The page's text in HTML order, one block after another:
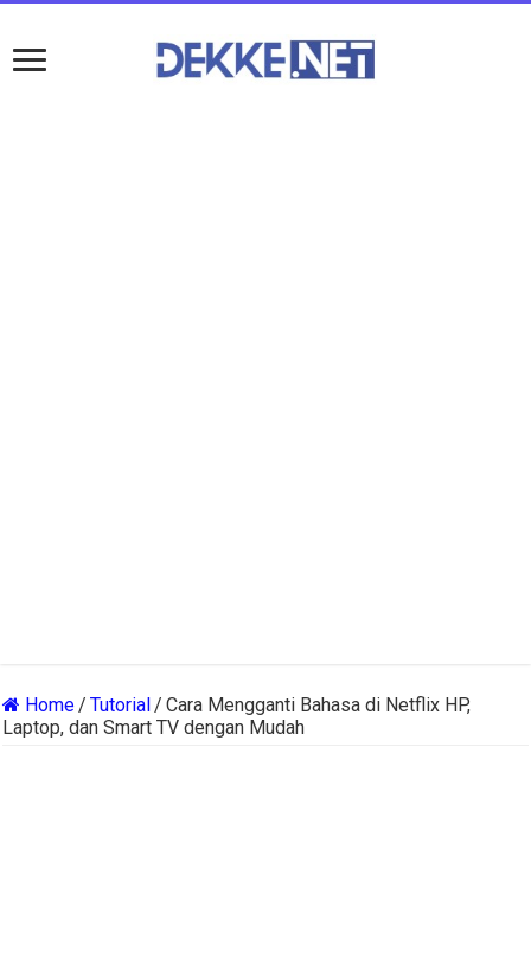
Home/ Tutorial/ Cara Mengganti Bahasa di Netflix HP,
Laptop, dan Smart TV dengan Mudah